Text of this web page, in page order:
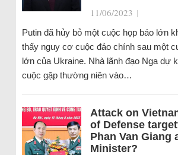
11/06/2023 |
Putin đã hủy bỏ một cuộc họp báo lớn
thấy nguy cơ cuộc đảo chính sau một
lớn của Ukraine. Nhà lãnh đạo Nga dự
cuộc gặp thường niên vào…
Attack on
of Defense
Phan Van Giang
Minister?